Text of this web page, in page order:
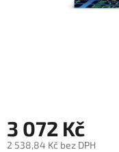
3 072 Kč
2 538,84 Kč bez DPH